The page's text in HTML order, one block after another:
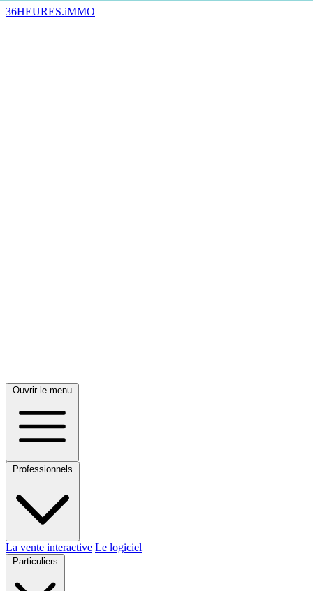
36HEURES.iMMO
Ouvrir le menu
Professionnels
La vente interactive Le logiciel
Particuliers